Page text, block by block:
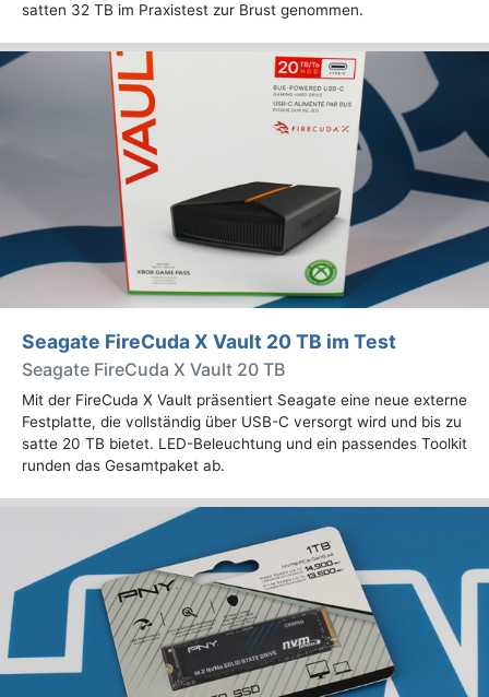
satten 32 TB im Praxistest zur Brust genommen.
Seagate FireCuda X Vault 20 TB im Test
Seagate FireCuda X Vault 20 TB
Mit der FireCuda X Vault präsentiert Seagate eine neue externe
Festplatte, die vollständig über USB-C versorgt wird und bis zu
satte 20 TB bietet. LED-Beleuchtung und ein passendes Toolkit
runden das Gesamtpaket ab.